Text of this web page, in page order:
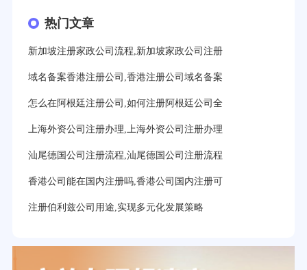
热门文章
新加坡注册家政公司流程,新加坡家政公司注册
域名备案香港注册公司,香港注册公司域名备案
怎么在阿根廷注册公司,如何注册阿根廷公司全
上海外资公司注册办理,上海外资公司注册办理
汕尾德国公司注册流程,汕尾德国公司注册流程
香港公司能在国内注册吗,香港公司国内注册可
注册伯利兹公司用途,实现多元化发展策略